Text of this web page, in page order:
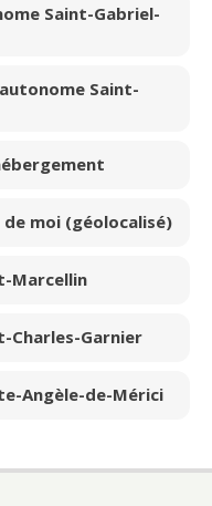
Saint-Gabriel-
Saint-
de moi (géolocalisé)
Marcellin
Charles-Garnier
Angèle-de-Mérici